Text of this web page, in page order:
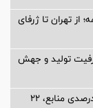
تهران تا ژرفای
ظرفیت تولید و جهش
مهر ایران در مسیر فتح قله‌های جدید؛ جهش ۶۲ درصدی منابع، ۲۲